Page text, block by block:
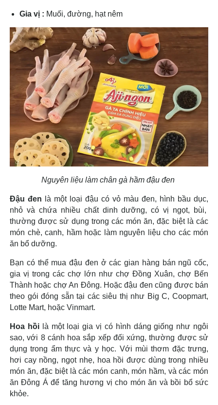
Gia vị : Muối, đường, hạt nêm
Nguyên liệu làm chân gà hầm đậu đen
Đậu đen
là một loại đậu có vỏ màu đen, hình bầu dục,
nhỏ và chứa nhiều chất dinh dưỡng, có vị ngọt, bùi,
thường được sử dụng trong các món ăn, đặc biệt là các
món chè, canh, hầm hoặc làm nguyên liệu cho các món
ăn bổ dưỡng.
Bạn có thể mua đậu đen ở các gian hàng bán ngũ cốc,
gia vị trong các chợ lớn như chợ Đồng Xuân, chợ Bến
Thành hoặc chợ An Đông. Hoặc đậu đen cũng được bán
theo gói đóng sẵn tại các siêu thị như Big C, Coopmart,
Lotte Mart, hoặc Vinmart.
Hoa hồilà một loại gia vị có hình dáng giống như ngôi
sao, với 8 cánh hoa sắp xếp đối xứng, thường được sử
dụng trong ẩm thực và y học. Với mùi thơm đặc trưng,
hơi cay nồng, ngọt nhẹ, hoa hồi được dùng trong nhiều
món ăn, đặc biệt là các món canh, món hầm, và các món
ăn Đông Á để tăng hương vị cho món ăn và bồi bổ sức
khỏe.